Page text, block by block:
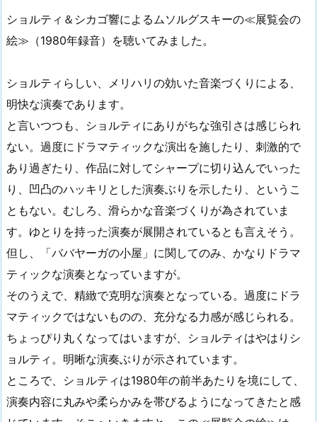
ショルティ＆シカゴ響によるムソルグスキーの≪展覧会の
絵≫（1980年録音）を聴いてみました。
ショルティらしい、メリハリの効いた音楽づくりによる、
明快な演奏であります。
と言いつつも、ショルティにありがちな強引さは感じられ
ない。過度にドラマティックな演出を施したり、刺激的で
あり過ぎたり、作品に対してシャープに切り込んでいった
り、凹凸のハッキリとした演奏ぶりを示したり、というこ
ともない。むしろ、滑らかな音楽づくりが為されていま
す。ゆとりを持った演奏が展開されているとも言えそう。
但し、「ババヤーガの小屋」に関してのみ、かなりドラマ
ティックな演奏となっていますが。
そのうえで、精緻で克明な演奏となっている。過度にドラ
マティックではないものの、充分なる力感が感じられる。
ちょっぴり丸くなってはいますが、ショルティはやはりシ
ョルティ。明晰な演奏ぶりが示されています。
ところで、ショルティは1980年の前半あたりを境にして、
演奏内容に丸みや柔らかみを帯びるようになってきたと感